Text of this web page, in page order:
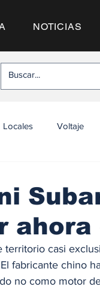
NOTICIAS
Locales Voltaje
ahora
casi
fabricante chino
no como motor